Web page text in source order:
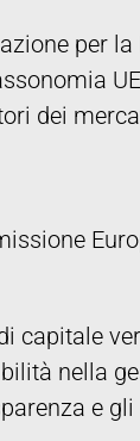
per
dei
capitale
nella
e